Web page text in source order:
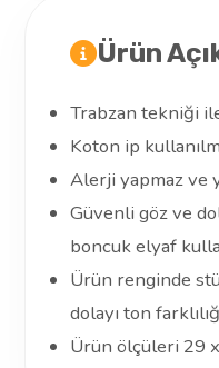
Ürün
Trabzan tekniği
Koton ip
Alerji yapmaz ve
Güvenli göz ve
boncuk elyaf
Ürün renginde
dolayı ton
Ürün ölçüleri 29